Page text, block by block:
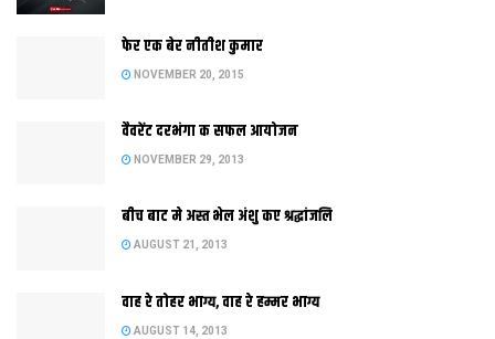
अछि। पिछला 20 दिन स बिहारक अधिकतर हिस्सा मे सूर्य दर्शन नहि भ रहल
फेर एक बेर नीतीश कुमार
NOVEMBER 20, 2015
वैवरेंट दरभंगा क सफल आयोजन
NOVEMBER 29, 2013
बीच बाट मे अस्त भेल अंशु कए श्रद्धांजलि
AUGUST 21, 2013
वाह रे तोहर भाग्य, वाह रे हम्मर भाग्य
AUGUST 14, 2013